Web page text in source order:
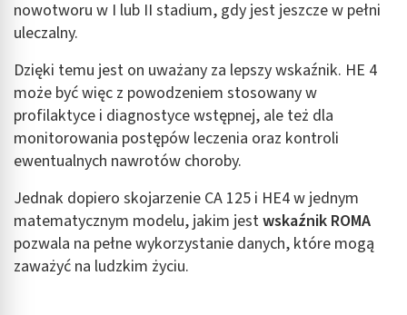
nowotworu w I lub II stadium, gdy jest jeszcze w pełni
uleczalny.
Dzięki temu jest on uważany za lepszy wskaźnik. HE 4
może być więc z powodzeniem stosowany w
profilaktyce i diagnostyce wstępnej, ale też dla
monitorowania postępów leczenia oraz kontroli
ewentualnych nawrotów choroby.
Jednak dopiero skojarzenie CA 125 i HE4 w jednym
matematycznym modelu, jakim jestwskaźnik ROMA
pozwala na pełne wykorzystanie danych, które mogą
zaważyć na ludzkim życiu.